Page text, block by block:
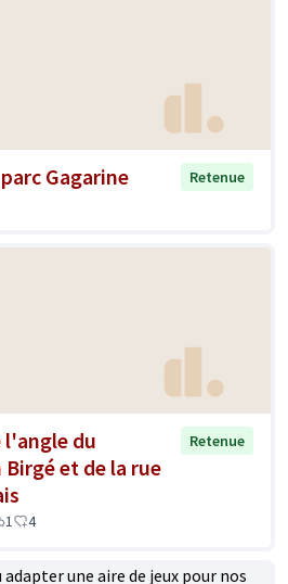
Gagarine
Retenue
l'angle du
et de la rue
Retenue
1 4